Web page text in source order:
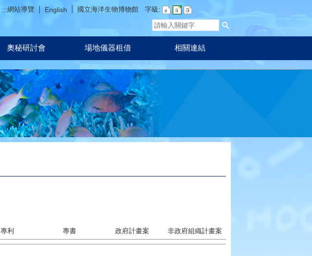
:::網站導覽 English 國立海洋生物博物館 字級:
奧秘研討會 場地儀器租借 相關連結
專利 專書 政府計畫案 非政府組織計畫案